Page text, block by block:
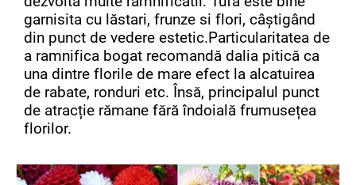
garnisita cu lăstari, frunze si flori, câștigând
din punct de vedere estetic.Particularitatea de
a ramnifica bogat recomandă dalia pitică ca
una dintre florile de mare efect la alcatuirea
de rabate, ronduri etc. Însă, principalul punct
de atracție rămane fără îndoială frumusețea
florilor.